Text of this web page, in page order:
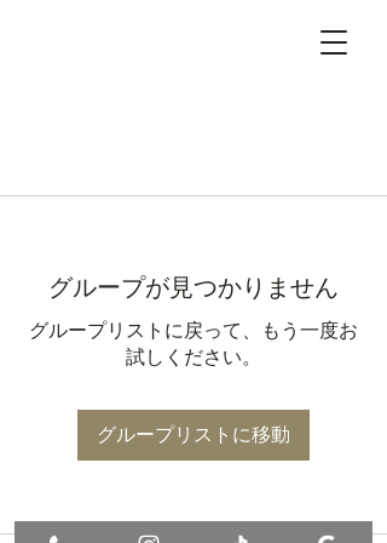
グループが見つかりません
グループリストに戻って、もう一度お
試しください。
グループリストに移動